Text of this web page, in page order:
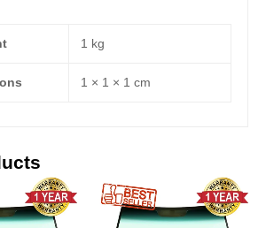
1 kg
1 × 1 × 1 cm